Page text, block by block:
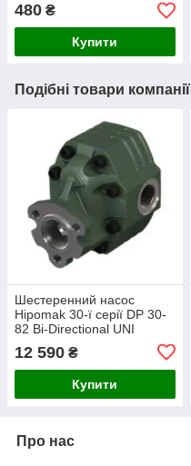
480 ₴
Купити
Подібні товари компанії
Шестеренний насос
Hipomak 30-ї серії DP 30-
82 Bi-Directional UNI
12 590 ₴
Купити
Про нас